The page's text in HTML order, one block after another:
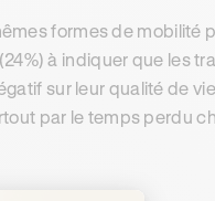
formes de mobilité
à indiquer que les
sur leur qualité de
par le temps perdu